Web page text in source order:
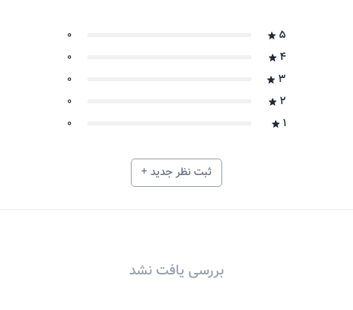
5
0
4
0
3
0
2
0
1
0
ثبت نظر جدید +
بررسی یافت نشد